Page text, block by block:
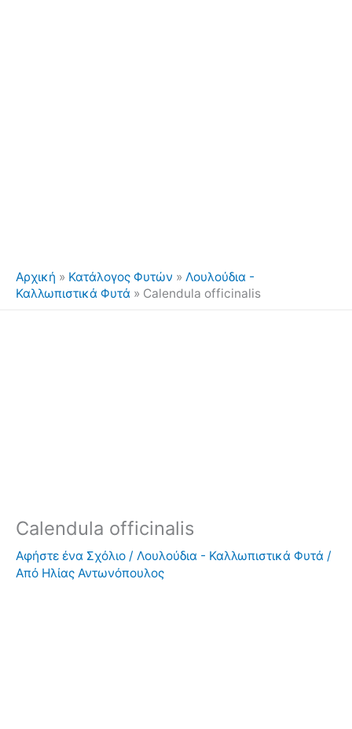
Αρχική » Κατάλογος Φυτών » Λουλούδια -
Καλλωπιστικά Φυτά » Calendula officinalis
Calendula officinalis
Αφήστε ένα Σχόλιο / Λουλούδια - Καλλωπιστικά Φυτά /
Από Ηλίας Αντωνόπουλος